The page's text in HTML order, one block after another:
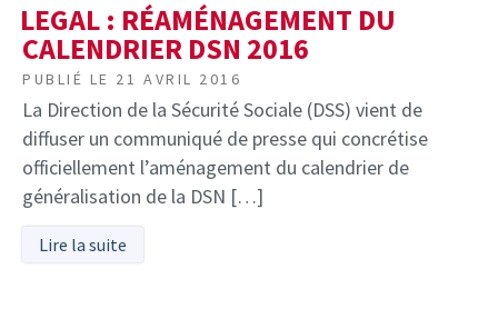
LEGAL : RÉAMÉNAGEMENT DU
CALENDRIER DSN 2016
PUBLIÉ LE 21 AVRIL 2016
La Direction de la Sécurité Sociale (DSS) vient de
diffuser un communiqué de presse qui concrétise
officiellement l’aménagement du calendrier de
généralisation de la DSN […]
Lire la suite